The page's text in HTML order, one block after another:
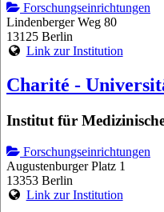
Forschungseinrichtungen
Lindenberger Weg 80
13125 Berlin
Link zur Institution
Charité -
Institut für
Forschungseinrichtungen
Augustenburger Platz 1
13353 Berlin
Link zur Institution